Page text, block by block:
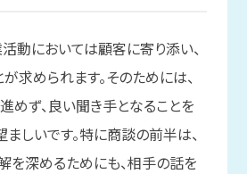
動においては顧客に寄り添い、
求められます。そのためには、
めず、良い聞き手となることを
しいです。特に商談の前半は、
を深めるためにも、相手の話を